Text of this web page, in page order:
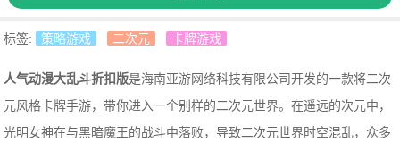
标签: 策略游戏 二次元 卡牌游戏
人气动漫大乱斗折扣版是海南亚游网络科技有限公司开发的一款将二次
元风格卡牌手游，带你进入一个别样的二次元世界。在遥远的次元中，
光明女神在与黑暗魔王的战斗中落败，导致二次元世界时空混乱，众多